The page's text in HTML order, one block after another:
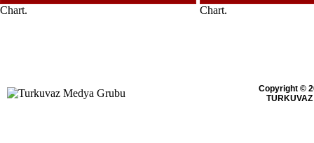
Chart. Chart.
Copyright ©